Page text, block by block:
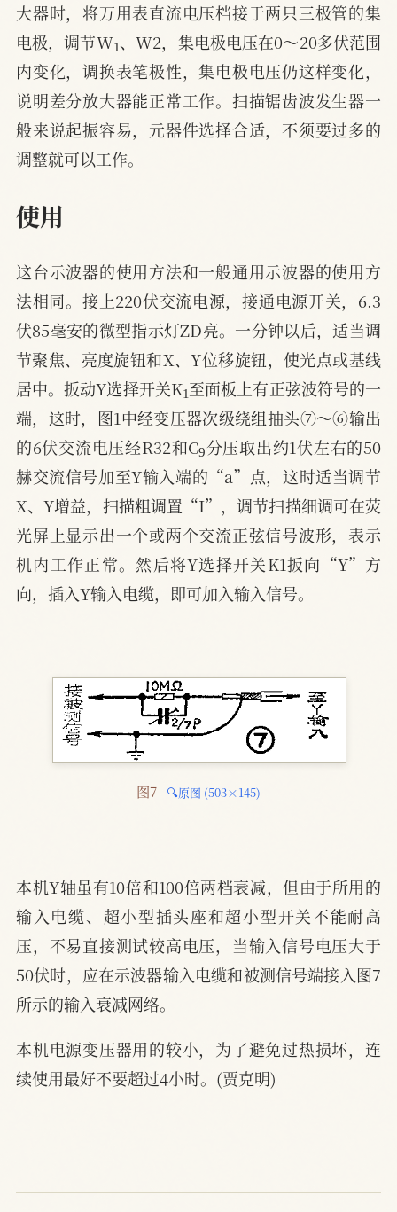
大器时，将万用表直流电压档接于两只三极管的集
电极，调节W1、W2，集电极电压在0～20多伏范围
内变化，调换表笔极性，集电极电压仍这样变化，
说明差分放大器能正常工作。扫描锯齿波发生器一
般来说起振容易，元器件选择合适，不须要过多的
调整就可以工作。
使用
这台示波器的使用方法和一般通用示波器的使用方
法相同。接上220伏交流电源，接通电源开关，6.3
伏85毫安的微型指示灯ZD亮。一分钟以后，适当调
节聚焦、亮度旋钮和X、Y位移旋钮，使光点或基线
居中。扳动Y选择开关K 至面板上有正弦波符号的一
端，这时，图1中经变压器次级绕组抽头⑦～⑥输出
的6伏交流电压经R32和C9分压取出约1伏左右的50
赫交流信号加至Y输入端的“a”点，这时适当调节
X、Y增益，扫描粗调置“I”，调节扫描细调可在荧
光屏上显示出一个或两个交流正弦信号波形，表示
机内工作正常。然后将Y选择开关K1扳向“Y”方
向，插入Y输入电缆，即可加入输入信号。
图7 🔍原图 (503×145)
本机Y轴虽有10倍和100倍两档衰减，但由于所用的
输入电缆、超小型插头座和超小型开关不能耐高
压，不易直接测试较高电压，当输入信号电压大于
50伏时，应在示波器输入电缆和被测信号端接入图7
所示的输入衰减网络。
本机电源变压器用的较小，为了避免过热损坏，连
续使用最好不要超过4小时。(贾克明)